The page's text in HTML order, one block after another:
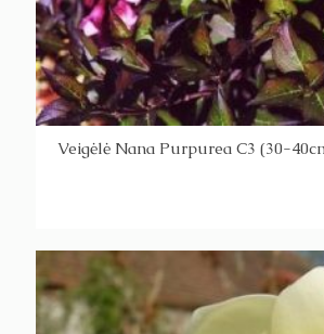
Veigėlė Nana Purpurea C3 (30-